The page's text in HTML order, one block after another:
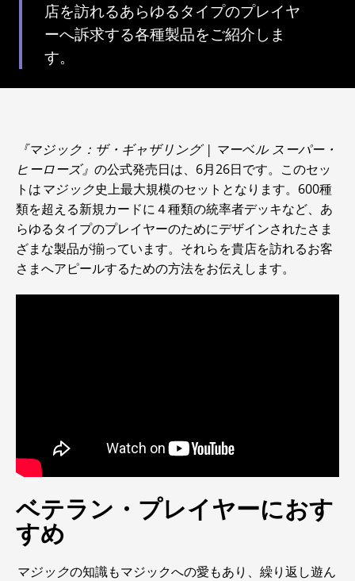
店を訪れるあらゆるタイプのプレイヤ
ーへ訴求する各種製品をご紹介しま
す。
『マジック：ザ・ギャザリング | マーベル スーパー・
ヒーローズ』 の公式発売日は、6月26日です。このセッ
トはマジック史上最大規模のセットとなります。600種
類を超える新規カードに４種類の統率者デッキなど、あ
らゆるタイプのプレイヤーのためにデザインされたさま
ざまな製品が揃っています。それらを貴店を訪れるお客
さまへアピールするための方法をお伝えします。
ベテラン・プレイヤーにおす
すめ
マジックの知識もマジックへの愛もあり、繰り返し遊ん